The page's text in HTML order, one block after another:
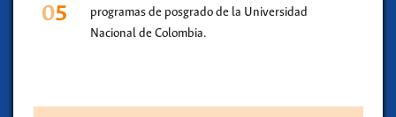
programas de posgrado de la Universidad
Nacional de Colombia.